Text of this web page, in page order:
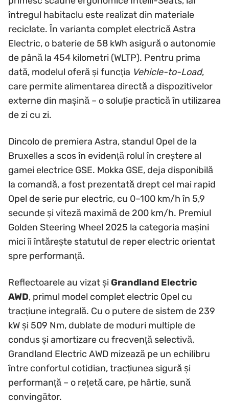
întregul habitaclu este realizat din materiale
reciclate. În varianta complet electrică Astra
Electric, o baterie de 58 kWh asigură o autonomie
de până la 454 kilometri (WLTP). Pentru prima
dată, modelul oferă și funcția Vehicle-to-Load,
care permite alimentarea directă a dispozitivelor
externe din mașină – o soluție practică în utilizarea
de zi cu zi.
Dincolo de premiera Astra, standul Opel de la
Bruxelles a scos în evidență rolul în creștere al
gamei electrice GSE. Mokka GSE, deja disponibilă
la comandă, a fost prezentată drept cel mai rapid
Opel de serie pur electric, cu 0–100 km/h în 5,9
secunde și viteză maximă de 200 km/h. Premiul
Golden Steering Wheel 2025 la categoria mașini
mici îi întărește statutul de reper electric orientat
spre performanță.
Reflectoarele au vizat șiGrandland Electric
AWD, primul model complet electric Opel cu
tracțiune integrală. Cu o putere de sistem de 239
kW și 509 Nm, dublate de moduri multiple de
condus și amortizare cu frecvență selectivă,
Grandland Electric AWD mizează pe un echilibru
între confortul cotidian, tracțiunea sigură și
performanță – o rețetă care, pe hârtie, sună
convingător.